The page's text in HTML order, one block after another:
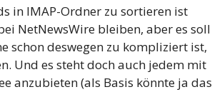
in IMAP-Ordner zu sortieren ist
NetNewsWire bleiben, aber es soll
schon deswegen zu kompliziert ist,
Und es steht doch auch jedem mit
anzubieten (als Basis könnte ja das